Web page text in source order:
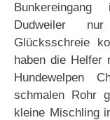
Dudweiler
Glücksschreie
haben die Helfer
Hundewelpen
schmalen Rohr
kleine Mischling